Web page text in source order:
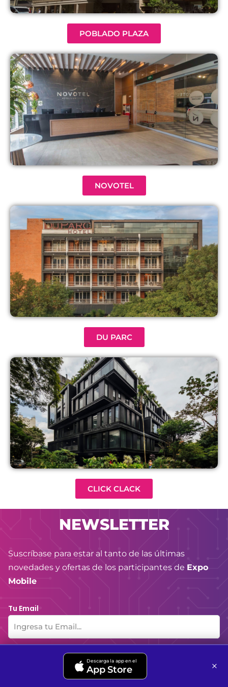
Descarga la app en el
App Store ×
POBLADO PLAZA
NOVOTEL
DU PARC
CLICK CLACK
NEWSLETTER
Suscríbase para estar al tanto de las últimas
novedades y ofertas de los participantes de Expo
Mobile
Tu Email
Acepto las políticas del sitio